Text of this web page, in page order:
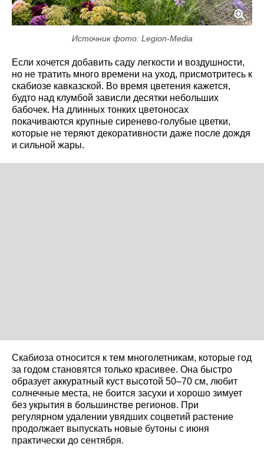
Источник фото: Legion-Media
Если хочется добавить саду легкости и воздушности,
но не тратить много времени на уход, присмотритесь к
скабиозе кавказской. Во время цветения кажется,
будто над клумбой зависли десятки небольших
бабочек. На длинных тонких цветоносах
покачиваются крупные сиренево-голубые цветки,
которые не теряют декоративности даже после дождя
и сильной жары.
Скабиоза относится к тем многолетникам, которые год
за годом становятся только красивее. Она быстро
образует аккуратный куст высотой 50–70 см, любит
солнечные места, не боится засухи и хорошо зимует
без укрытия в большинстве регионов. При
регулярном удалении увядших соцветий растение
продолжает выпускать новые бутоны с июня
практически до сентября.